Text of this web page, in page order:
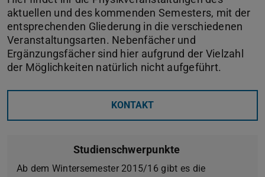
aktuellen und des kommenden Semesters, mit der
entsprechenden Gliederung in die verschiedenen
Veranstaltungsarten. Nebenfächer und
Ergänzungsfächer sind hier aufgrund der Vielzahl
der Möglichkeiten natürlich nicht aufgeführt.
KONTAKT
Studienschwerpunkte
Ab dem Wintersemester 2015/16 gibt es die